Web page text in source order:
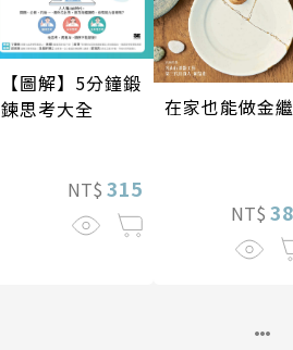
【圖解】5分鐘鍛
鍊思考大全
NT$ 315
在家也能做金繼
NT$